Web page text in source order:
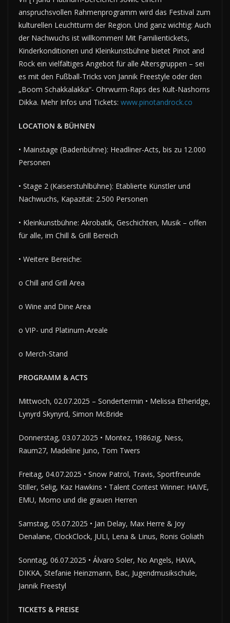
anspruchsvollen Rahmenprogramm wird das Festival zum
kulturellen Leuchtturm der Region. Und ganz wichtig: Auch
der Nachwuchs ist willkommen! Mit Familientickets,
Kinderkonditionen und Kleinkunstbühne bietet Pinot and
Rock ein vielfältiges Angebot für alle Altersgruppen – sei
es mit den Fußball-Tricks von Jannik Freestyle oder den
„Boom Schakkalakka“- Ohrwurm-Raps des Kult-Nashorns
Dikka. Mehr Infos und Tickets: www.pinotandrock.co
LOCATION & BÜHNEN
• Mainstage (Badenbühne): Headliner-Acts, bis zu 12.000
Personen
• Stage 2 (Kaiserstuhlbühne): Etablierte Künstler und
Nachwuchs, Kapazität: 2.500 Personen
• Kleinkunstbühne: Akrobatik, Geschichten, Musik – offen
für alle, im Chill & Grill Bereich
• Weitere Bereiche:
o Chill and Grill Area
o Wine and Dine Area
o VIP- und Platinum-Areale
o Merch-Stand
PROGRAMM & ACTS
Mittwoch, 02.07.2025 – Sondertermin • Melissa Etheridge,
Lynyrd Skynyrd, Simon McBride
Donnerstag, 03.07.2025 • Montez, 1986zig, Ness,
Raum27, Madeline Juno, Tom Twers
Freitag, 04.07.2025 • Snow Patrol, Travis, Sportfreunde
Stiller, Selig, Kaz Hawkins • Talent Contest Winner: HAIVE,
EMU, Momo und die grauen Herren
Samstag, 05.07.2025 • Jan Delay, Max Herre & Joy
Denalane, ClockClock, JULI, Lena & Linus, Ronis Goliath
Sonntag, 06.07.2025 • Álvaro Soler, No Angels, HAVA,
DIKKA, Stefanie Heinzmann, Bac, Jugendmusikschule,
Jannik Freestyl
TICKETS & PREISE